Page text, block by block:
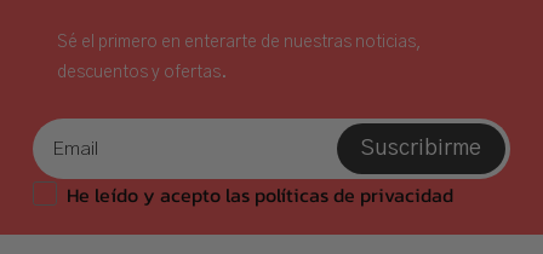
Sé el primero en enterarte de nuestras noticias,
descuentos y ofertas.
Suscribirme
He leído y acepto las políticas de privacidad